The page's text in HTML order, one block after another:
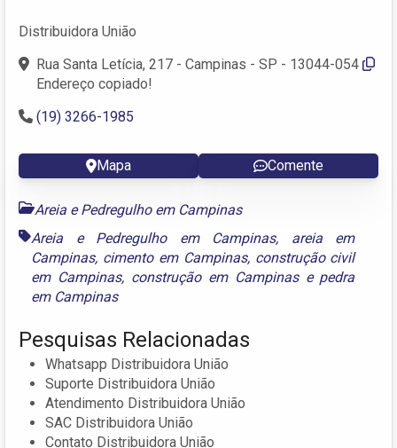
Distribuidora União
Rua Santa Letícia, 217 - Campinas - SP - 13044-054
Endereço copiado!
(19) 3266-1985
Mapa Comente
Areia e Pedregulho em Campinas
Areia e Pedregulho em Campinas, areia em
Campinas, cimento em Campinas, construção civil
em Campinas, construção em Campinase pedra
em Campinas
Pesquisas Relacionadas
Whatsapp Distribuidora União
Suporte Distribuidora União
Atendimento Distribuidora União
SAC Distribuidora União
Contato Distribuidora União